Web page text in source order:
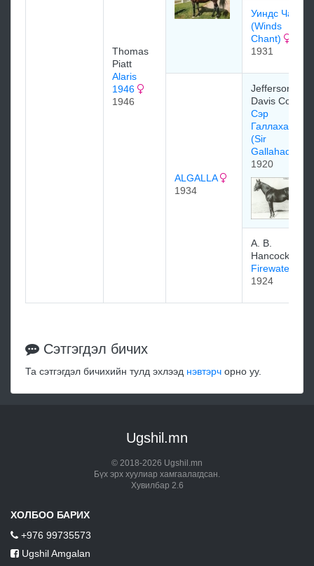
Thomas
Piatt
Alaris
1946
1946
Уиндс Чант
(Winds
Chant)
1931
ALGALLA
1934
Jefferson
Davis Cohn
Сэр
Галлахад
(Sir
Gallahad)
1920
A. B.
Hancock
Firewater
1924
Сэтгэгдэл бичих
Та сэтгэгдэл бичихийн тулд эхлээд нэвтэрч орно уу.
Ugshil.mn
© 2018-2026 Ugshil.mn
Бүх эрх хуулиар хамгаалагдсан.
Хувилбар 2.6
ХОЛБОО БАРИХ
+976 99735573
Ugshil Amgalan